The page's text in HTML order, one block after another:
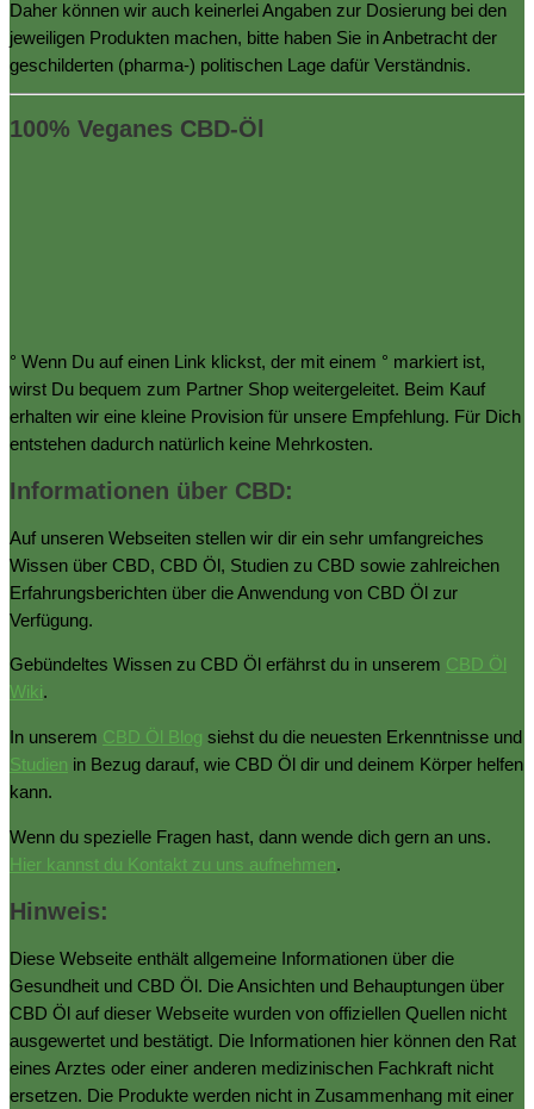
Daher können wir auch keinerlei Angaben zur Dosierung bei den
jeweiligen Produkten machen, bitte haben Sie in Anbetracht der
geschilderten (pharma-) politischen Lage dafür Verständnis.
100% Veganes CBD-Öl
° Wenn Du auf einen Link klickst, der mit einem ° markiert ist,
wirst Du bequem zum Partner Shop weitergeleitet. Beim Kauf
erhalten wir eine kleine Provision für unsere Empfehlung. Für Dich
entstehen dadurch natürlich keine Mehrkosten.
Informationen über CBD:
Auf unseren Webseiten stellen wir dir ein sehr umfangreiches
Wissen über CBD, CBD Öl, Studien zu CBD sowie zahlreichen
Erfahrungsberichten über die Anwendung von CBD Öl zur
Verfügung.
Gebündeltes Wissen zu CBD Öl erfährst du in unserem CBD Öl
Wiki.
In unserem CBD Öl Blog siehst du die neuesten Erkenntnisse und
Studien in Bezug darauf, wie CBD Öl dir und deinem Körper helfen
kann.
Wenn du spezielle Fragen hast, dann wende dich gern an uns.
Hier kannst du Kontakt zu uns aufnehmen.
Hinweis:
Diese Webseite enthält allgemeine Informationen über die
Gesundheit und CBD Öl. Die Ansichten und Behauptungen über
CBD Öl auf dieser Webseite wurden von offiziellen Quellen nicht
ausgewertet und bestätigt. Die Informationen hier können den Rat
eines Arztes oder einer anderen medizinischen Fachkraft nicht
ersetzen. Die Produkte werden nicht in Zusammenhang mit einer